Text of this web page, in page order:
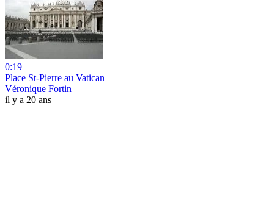
0:19
Place St-Pierre au Vatican
Véronique Fortin
il y a 20 ans